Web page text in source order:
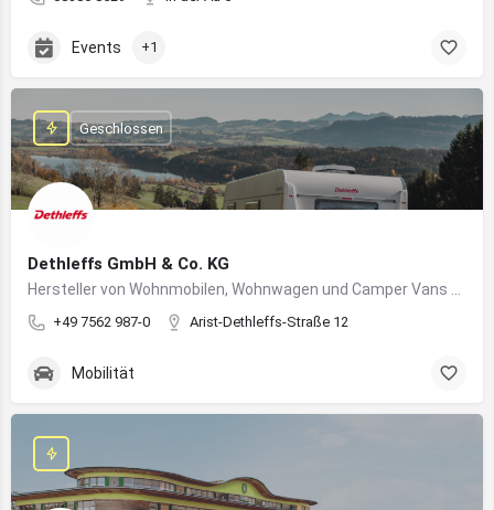
Events +1
Dethleffs GmbH & Co. KG
+49 7562 987-0 Arist-Dethleffs-Straße 12
Geschlossen
Mobilität